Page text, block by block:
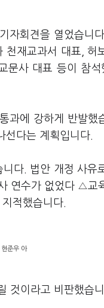
자회견을 열었습니
천재교과서 대표, 허
문사 대표 등이 참석
과에 강하게 반발했
선다는 계획입니다.
다. 법안 개정 사유
연수가 없었다 △교
적했습니다.
준우 아
것이라고 비판했습